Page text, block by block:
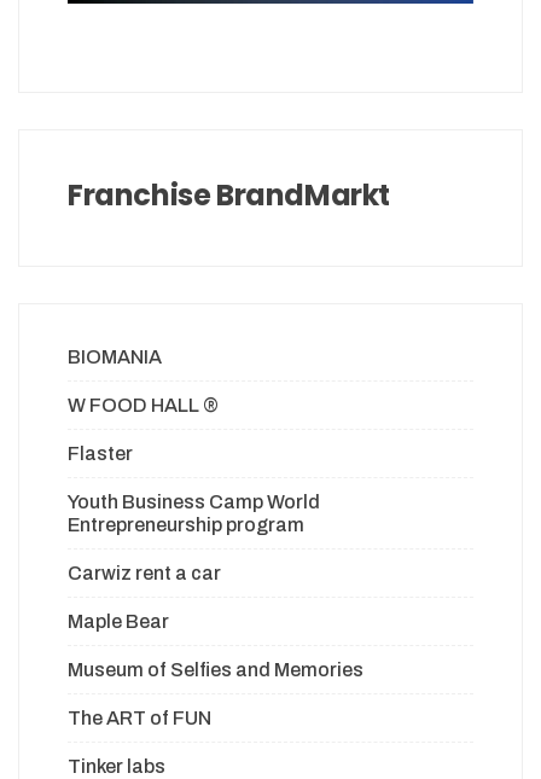
Franchise BrandMarkt
BIOMANIA
W FOOD HALL ®
Flaster
Youth Business Camp World
Entrepreneurship program
Carwiz rent a car
Maple Bear
Museum of Selfies and Memories
The ART of FUN
Tinker labs